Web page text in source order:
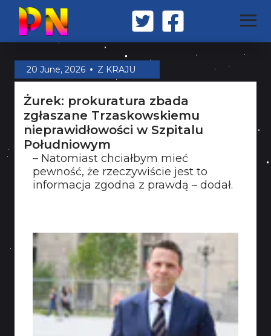
STRONA GŁÓWNA
Z KRAJU
ŚWIAT
OPINIA
KONTAKT
20 June, 2026 Z KRAJU
Żurek: prokuratura zbada
zgłaszane Trzaskowskiemu
nieprawidłowości w Szpitalu
Południowym
– Natomiast chciałbym mieć
pewność, że rzeczywiście jest to
informacja zgodna z prawdą – dodał.